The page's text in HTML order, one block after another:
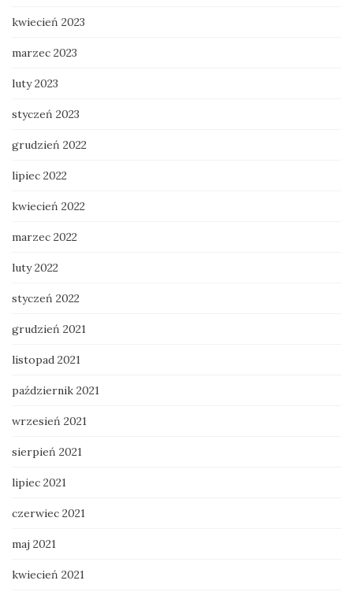
kwiecień 2023
marzec 2023
luty 2023
styczeń 2023
grudzień 2022
lipiec 2022
kwiecień 2022
marzec 2022
luty 2022
styczeń 2022
grudzień 2021
listopad 2021
październik 2021
wrzesień 2021
sierpień 2021
lipiec 2021
czerwiec 2021
maj 2021
kwiecień 2021